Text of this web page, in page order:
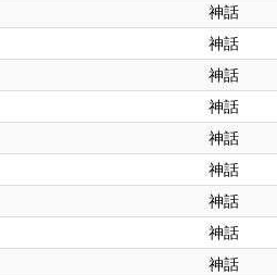
神話
神話
神話
神話
神話
神話
神話
神話
神話